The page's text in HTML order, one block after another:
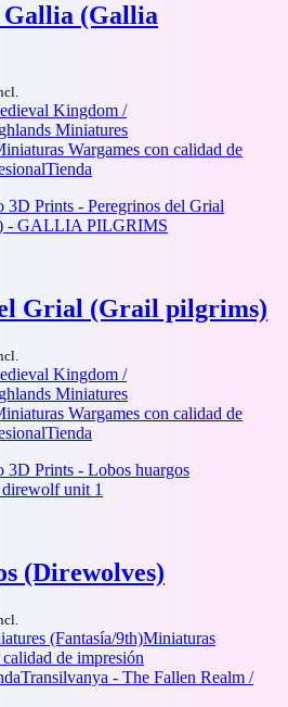
Gallia (Gallia
€
Kingdom /
Miniatures
Wargames con calidad de
Tienda
Grial (Grail pilgrims)
€
Kingdom /
Miniatures
Wargames con calidad de
Tienda
(Direwolves)
(Fantasía/9th)Miniaturas
de impresión
Transilvanya - The Fallen Realm /